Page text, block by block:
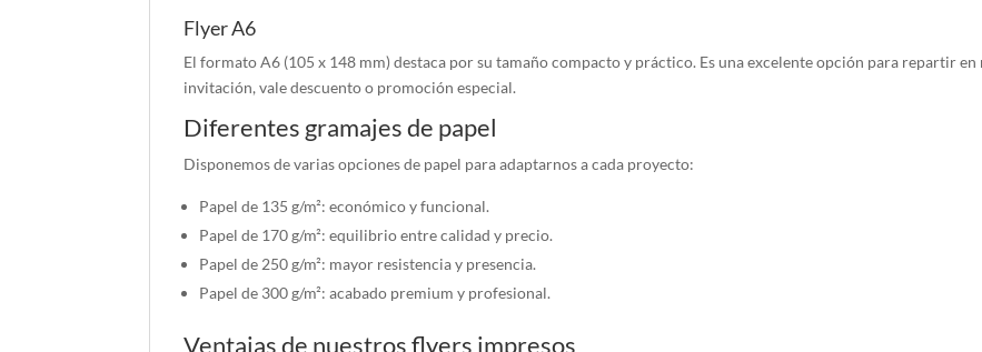
Flyer A6
El formato A6 (105 x 148 mm) destaca por su tamaño compacto y práctico. Es una excelente opción para repartir
invitación, vale descuento o promoción especial.
Diferentes gramajes de papel
Disponemos de varias opciones de papel para adaptarnos a cada proyecto:
Papel de 135 g/m²: económico y funcional.
Papel de 170 g/m²: equilibrio entre calidad y precio.
Papel de 250 g/m²: mayor resistencia y presencia.
Papel de 300 g/m²: acabado premium y profesional.
Ventajas de nuestros flyers impresos